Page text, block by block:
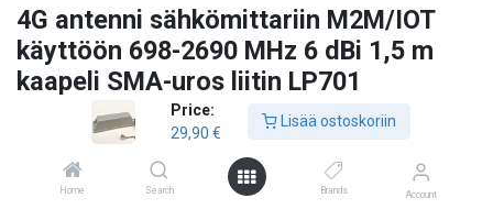
Price:
29,90 €
Lisää ostoskoriin
Home Search Brands Account
4G antenni sähkömittariin M2M/IOT
käyttöön 698-2690 MHz 6 dBi 1,5 m
kaapeli SMA-uros liitin LP701
Smarteq / PCTEL
LP701 on laajakaistainen ja matalaprofiilinen antenni kohteisiin,
joissa vaaditaan huomaamattomuutta ja kestävyyttä. Antenni on
maatasoriippumaton ja voidaan asentaa eri materiaaleille ilman